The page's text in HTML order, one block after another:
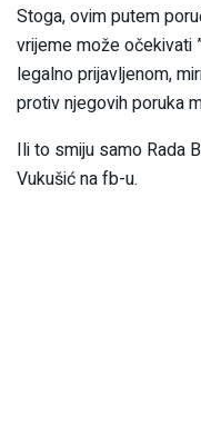
Stoga, ovim putem
vrijeme može očekivati
legalno prijavljenom,
protiv njegovih poruka
Ili to smiju samo Rada
Vukušić na fb-u.